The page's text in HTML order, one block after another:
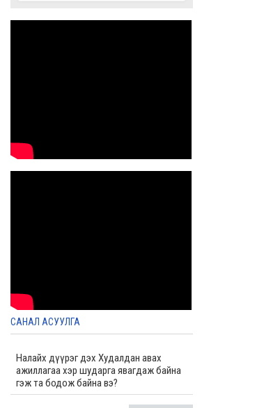
тооны мэдээлэл, сонгон шалгаруулалтын
ажиллагааны 2024 оны жилийн эцсийн
төлөвлөгөөний биелэлт
2024-12-27 08:30
2024-12-20 07:30
САНАЛ АСУУЛГА
Налайх дүүрэг дэх Худалдан авах
ажиллагаа хэр шударга явагдаж байна
гэж та бодож байна вэ?